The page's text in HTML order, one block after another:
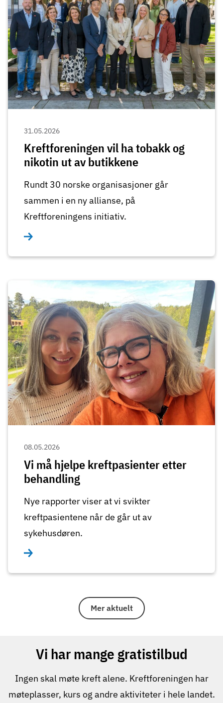
31.05.2026
Kreftforeningen vil ha tobakk og
nikotin ut av butikkene
Rundt 30 norske organisasjoner går
sammen i en ny allianse, på
Kreftforeningens initiativ.
08.05.2026
Vi må hjelpe kreftpasienter etter
behandling
Nye rapporter viser at vi svikter
kreftpasientene når de går ut av
sykehusdøren.
Mer aktuelt
Vi har mange gratistilbud
Ingen skal møte kreft alene. Kreftforeningen har
møteplasser, kurs og andre aktiviteter i hele landet.